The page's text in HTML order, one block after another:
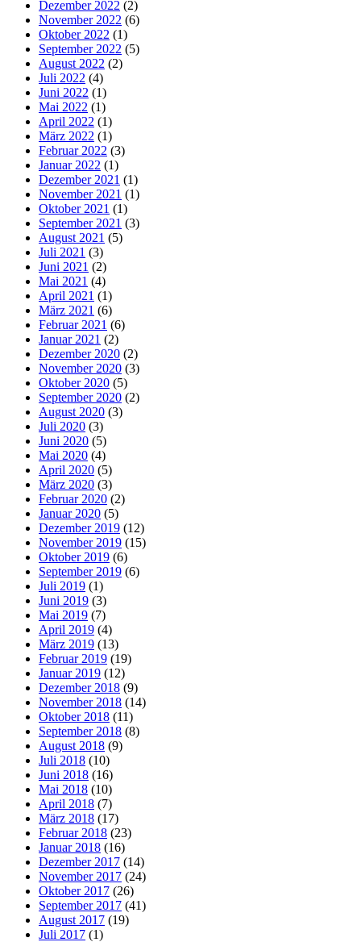
Dezember 2022 (2)
November 2022 (6)
Oktober 2022 (1)
September 2022 (5)
August 2022 (2)
Juli 2022 (4)
Juni 2022 (1)
Mai 2022 (1)
April 2022 (1)
März 2022 (1)
Februar 2022 (3)
Januar 2022 (1)
Dezember 2021 (1)
November 2021 (1)
Oktober 2021 (1)
September 2021 (3)
August 2021 (5)
Juli 2021 (3)
Juni 2021 (2)
Mai 2021 (4)
April 2021 (1)
März 2021 (6)
Februar 2021 (6)
Januar 2021 (2)
Dezember 2020 (2)
November 2020 (3)
Oktober 2020 (5)
September 2020 (2)
August 2020 (3)
Juli 2020 (3)
Juni 2020 (5)
Mai 2020 (4)
April 2020 (5)
März 2020 (3)
Februar 2020 (2)
Januar 2020 (5)
Dezember 2019 (12)
November 2019 (15)
Oktober 2019 (6)
September 2019 (6)
Juli 2019 (1)
Juni 2019 (3)
Mai 2019 (7)
April 2019 (4)
März 2019 (13)
Februar 2019 (19)
Januar 2019 (12)
Dezember 2018 (9)
November 2018 (14)
Oktober 2018 (11)
September 2018 (8)
August 2018 (9)
Juli 2018 (10)
Juni 2018 (16)
Mai 2018 (10)
April 2018 (7)
März 2018 (17)
Februar 2018 (23)
Januar 2018 (16)
Dezember 2017 (14)
November 2017 (24)
Oktober 2017 (26)
September 2017 (41)
August 2017 (19)
Juli 2017 (1)